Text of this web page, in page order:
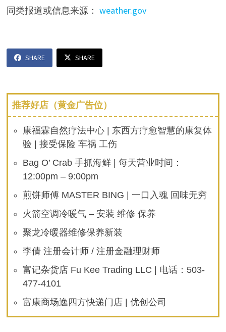
同类报道或信息来源： weather.gov
SHARE SHARE
推荐好店（黄金广告位）
康福霖自然疗法中心 | 东西方疗愈智慧的康复体
验 | 接受保险 车祸 工伤
Bag O’ Crab 手抓海鲜 | 每天营业时间：
12:00pm – 9:00pm
煎饼师傅 MASTER BING | 一口入魂 回味无穷
火箭空调冷暖气 – 安装 维修 保养
聚龙冷暖器维修保养新装
李倩 注册会计师 / 注册金融理财师
富记杂货店 Fu Kee Trading LLC | 电话：503-
477-4101
富康商场逸四方快递门店 | 优创公司